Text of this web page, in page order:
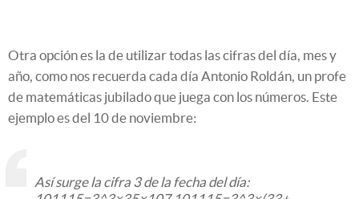
Otra opción es la de utilizar todas las cifras del día, mes y
año, como nos recuerda cada día Antonio Roldán, un profe
de matemáticas jubilado que juega con los números. Este
ejemplo es del 10 de noviembre:
Así surge la cifra 3 de la fecha del día: